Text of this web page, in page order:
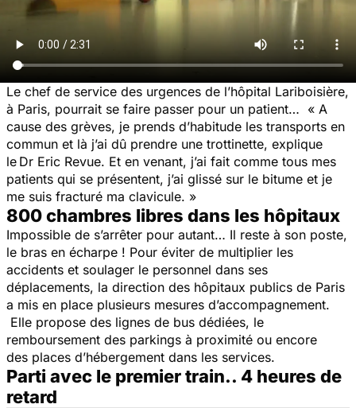
Le chef de service des urgences de l’hôpital Lariboisière,
à Paris, pourrait se faire passer pour un patient… « A
cause des grèves, je prends d’habitude les transports en
commun et là j’ai dû prendre une trottinette, explique
le Dr Eric Revue. Et en venant, j’ai fait comme tous mes
patients qui se présentent, j’ai glissé sur le bitume et je
me suis fracturé ma clavicule. »
800 chambres libres dans les hôpitaux
Impossible de s’arrêter pour autant… Il reste à son poste,
le bras en écharpe ! Pour éviter de multiplier les
accidents et soulager le personnel dans ses
déplacements, la direction des hôpitaux publics de Paris
a mis en place plusieurs mesures d’accompagnement.
Elle propose des lignes de bus dédiées, le
remboursement des parkings à proximité ou encore
des places d’hébergement dans les services.
Parti avec le premier train.. 4 heures de
retard